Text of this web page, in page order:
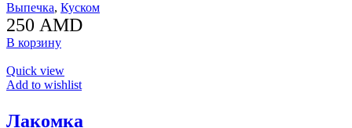
Выпечка, Куском
250 AMD
В корзину
Quick view
Add to wishlist
Лакомка